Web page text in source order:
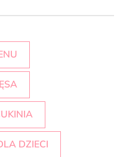
DZIECI